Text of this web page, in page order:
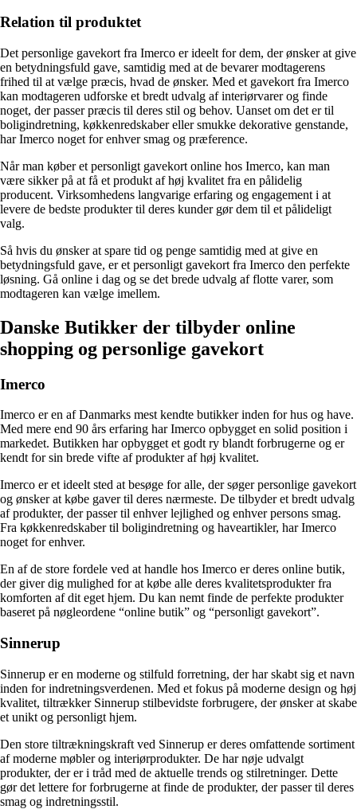
Relation til produktet
Det personlige gavekort fra Imerco er ideelt for dem, der ønsker at give
en betydningsfuld gave, samtidig med at de bevarer modtagerens
frihed til at vælge præcis, hvad de ønsker. Med et gavekort fra Imerco
kan modtageren udforske et bredt udvalg af interiørvarer og finde
noget, der passer præcis til deres stil og behov. Uanset om det er til
boligindretning, køkkenredskaber eller smukke dekorative genstande,
har Imerco noget for enhver smag og præference.
Når man køber et personligt gavekort online hos Imerco, kan man
være sikker på at få et produkt af høj kvalitet fra en pålidelig
producent. Virksomhedens langvarige erfaring og engagement i at
levere de bedste produkter til deres kunder gør dem til et pålideligt
valg.
Så hvis du ønsker at spare tid og penge samtidig med at give en
betydningsfuld gave, er et personligt gavekort fra Imerco den perfekte
løsning. Gå online i dag og se det brede udvalg af flotte varer, som
modtageren kan vælge imellem.
Danske Butikker der tilbyder online
shopping og personlige gavekort
Imerco
Imerco er en af Danmarks mest kendte butikker inden for hus og have.
Med mere end 90 års erfaring har Imerco opbygget en solid position i
markedet. Butikken har opbygget et godt ry blandt forbrugerne og er
kendt for sin brede vifte af produkter af høj kvalitet.
Imerco er et ideelt sted at besøge for alle, der søger personlige gavekort
og ønsker at købe gaver til deres nærmeste. De tilbyder et bredt udvalg
af produkter, der passer til enhver lejlighed og enhver persons smag.
Fra køkkenredskaber til boligindretning og haveartikler, har Imerco
noget for enhver.
En af de store fordele ved at handle hos Imerco er deres online butik,
der giver dig mulighed for at købe alle deres kvalitetsprodukter fra
komforten af dit eget hjem. Du kan nemt finde de perfekte produkter
baseret på nøgleordene “online butik” og “personligt gavekort”.
Sinnerup
Sinnerup er en moderne og stilfuld forretning, der har skabt sig et navn
inden for indretningsverdenen. Med et fokus på moderne design og høj
kvalitet, tiltrækker Sinnerup stilbevidste forbrugere, der ønsker at skabe
et unikt og personligt hjem.
Den store tiltrækningskraft ved Sinnerup er deres omfattende sortiment
af moderne møbler og interiørprodukter. De har nøje udvalgt
produkter, der er i tråd med de aktuelle trends og stilretninger. Dette
gør det lettere for forbrugerne at finde de produkter, der passer til deres
smag og indretningsstil.